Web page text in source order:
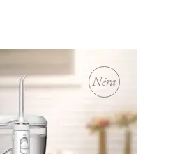
Nėra